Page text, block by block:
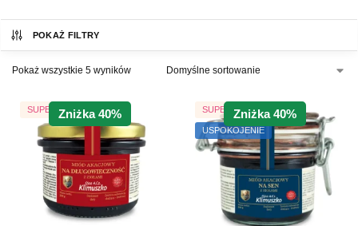
POKAŻ FILTRY
Pokaż wszystkie 5 wyników
Zniżka 40%
SUPER PREZENT Zniżka 40%
SUPER PREZENT
USPOKOJENIE